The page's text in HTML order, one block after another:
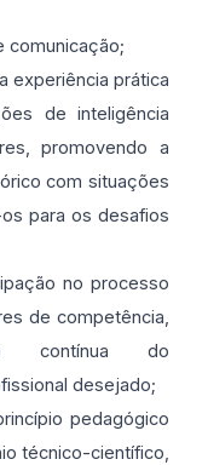
comunicação;
experiência prática
de inteligência
promovendo a
com situações
para os desafios
no processo
de competência,
contínua do
desejado;
pedagógico
técnico-científico,